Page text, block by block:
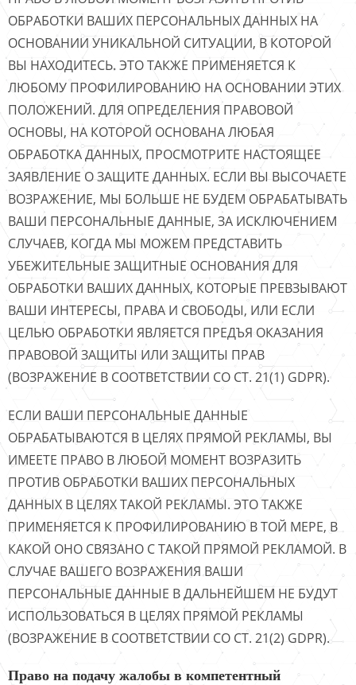
ОБРАБОТКИ ВАШИХ ПЕРСОНАЛЬНЫХ ДАННЫХ НА
ОСНОВАНИИ УНИКАЛЬНОЙ СИТУАЦИИ, В КОТОРОЙ
ВЫ НАХОДИТЕСЬ. ЭТО ТАКЖЕ ПРИМЕНЯЕТСЯ К
ЛЮБОМУ ПРОФИЛИРОВАНИЮ НА ОСНОВАНИИ ЭТИХ
ПОЛОЖЕНИЙ. ДЛЯ ОПРЕДЕЛЕНИЯ ПРАВОВОЙ
ОСНОВЫ, НА КОТОРОЙ ОСНОВАНА ЛЮБАЯ
ОБРАБОТКА ДАННЫХ, ПРОСМОТРИТЕ НАСТОЯЩЕЕ
ЗАЯВЛЕНИЕ О ЗАЩИТЕ ДАННЫХ. ЕСЛИ ВЫ ВЫСОЧАЕТЕ
ВОЗРАЖЕНИЕ, МЫ БОЛЬШЕ НЕ БУДЕМ ОБРАБАТЫВАТЬ
ВАШИ ПЕРСОНАЛЬНЫЕ ДАННЫЕ, ЗА ИСКЛЮЧЕНИЕМ
СЛУЧАЕВ, КОГДА МЫ МОЖЕМ ПРЕДСТАВИТЬ
УБЕЖИТЕЛЬНЫЕ ЗАЩИТНЫЕ ОСНОВАНИЯ ДЛЯ
ОБРАБОТКИ ВАШИХ ДАННЫХ, КОТОРЫЕ ПРЕВЗЫВАЮТ
ВАШИ ИНТЕРЕСЫ, ПРАВА И СВОБОДЫ, ИЛИ ЕСЛИ
ЦЕЛЬЮ ОБРАБОТКИ ЯВЛЯЕТСЯ ПРЕДЪЯ ОКАЗАНИЯ
ПРАВОВОЙ ЗАЩИТЫ ИЛИ ЗАЩИТЫ ПРАВ
(ВОЗРАЖЕНИЕ В СООТВЕТСТВИИ СО СТ. 21(1) GDPR).
ЕСЛИ ВАШИ ПЕРСОНАЛЬНЫЕ ДАННЫЕ
ОБРАБАТЫВАЮТСЯ В ЦЕЛЯХ ПРЯМОЙ РЕКЛАМЫ, ВЫ
ИМЕЕТЕ ПРАВО В ЛЮБОЙ МОМЕНТ ВОЗРАЗИТЬ
ПРОТИВ ОБРАБОТКИ ВАШИХ ПЕРСОНАЛЬНЫХ
ДАННЫХ В ЦЕЛЯХ ТАКОЙ РЕКЛАМЫ. ЭТО ТАКЖЕ
ПРИМЕНЯЕТСЯ К ПРОФИЛИРОВАНИЮ В ТОЙ МЕРЕ, В
КАКОЙ ОНО СВЯЗАНО С ТАКОЙ ПРЯМОЙ РЕКЛАМОЙ. В
СЛУЧАЕ ВАШЕГО ВОЗРАЖЕНИЯ ВАШИ
ПЕРСОНАЛЬНЫЕ ДАННЫЕ В ДАЛЬНЕЙШЕМ НЕ БУДУТ
ИСПОЛЬЗОВАТЬСЯ В ЦЕЛЯХ ПРЯМОЙ РЕКЛАМЫ
(ВОЗРАЖЕНИЕ В СООТВЕТСТВИИ СО СТ. 21(2) GDPR).
Право на подачу жалобы в компетентный